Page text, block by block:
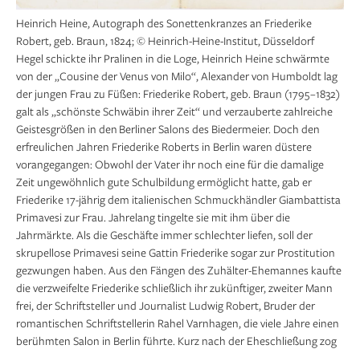
Heinrich Heine, Autograph des Sonettenkranzes an Friederike
Robert, geb. Braun, 1824; © Heinrich-Heine-Institut, Düsseldorf
Hegel schickte ihr Pralinen in die Loge, Heinrich Heine schwärmte
von der „Cousine der Venus von Milo“, Alexander von Humboldt lag
der jungen Frau zu Füßen: Friederike Robert, geb. Braun (1795 –1832)
galt als „schönste Schwäbin ihrer Zeit“ und verzauberte zahlreiche
Geistesgrößen in den Berliner Salons des Biedermeier. Doch den
erfreulichen Jahren Friederike Roberts in Berlin waren düstere
vorangegangen: Obwohl der Vater ihr noch eine für die damalige
Zeit ungewöhnlich gute Schul­bildung ermöglicht hatte, gab er
Friederike 17-jährig dem italienischen Schmuckhändler Giambattista
Primavesi zur Frau. Jahrelang tingelte sie mit ihm über die
Jahrmärkte. Als die Geschäfte immer schlechter liefen, soll der
skrupellose Primavesi seine Gattin Friederike sogar zur Prostitution
gezwungen haben. Aus den Fängen des Zuhälter-Ehemannes kaufte
die verzweifelte Friederike schließlich ihr zukünftiger, zweiter Mann
frei, der Schriftsteller und Journalist Ludwig Robert, Bruder der
romantischen Schriftstellerin Rahel Varnhagen, die viele Jahre einen
berühmten Salon in Berlin führte. Kurz nach der Eheschließung zog